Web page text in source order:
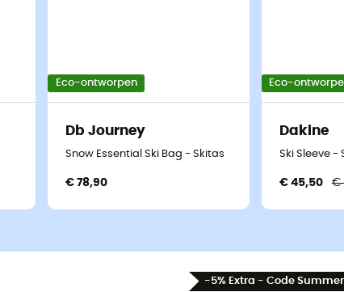
Eco-ontworpen
Db Journey
Snow Essential Ski Bag - Skitas
€ 78,90
Eco-
Dakine
Ski Sleeve -
€ 45,50 €
-5% Extra - Code